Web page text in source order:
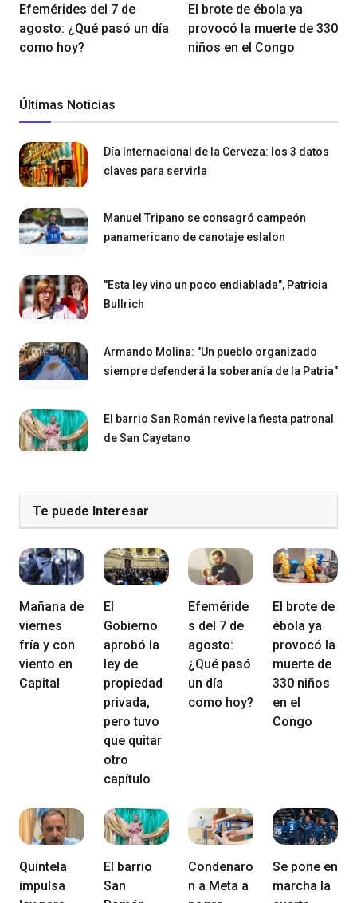
Efemérides del 7 de
agosto: ¿Qué pasó un día
como hoy?
El brote de ébola ya
provocó la muerte de 330
niños en el Congo
Últimas Noticias
Día Internacional de la Cerveza: los 3 datos
claves para servirla
Manuel Tripano se consagró campeón
panamericano de canotaje eslalon
"Esta ley vino un poco endiablada", Patricia
Bullrich
Armando Molina: "Un pueblo organizado
siempre defenderá la soberanía de la Patria"
El barrio San Román revive la fiesta patronal
de San Cayetano
Te puede Interesar
Mañana de
viernes
fría y con
viento en
Capital
El
Gobierno
aprobó la
ley de
propiedad
privada,
pero tuvo
que quitar
otro
capítulo
Efeméride
s del 7 de
agosto:
¿Qué pasó
un día
como hoy?
El brote de
ébola ya
provocó la
muerte de
330 niños
en el
Congo
Quintela
impulsa
El barrio
San
Condenaro
n a Meta a
Se pone en
marcha la